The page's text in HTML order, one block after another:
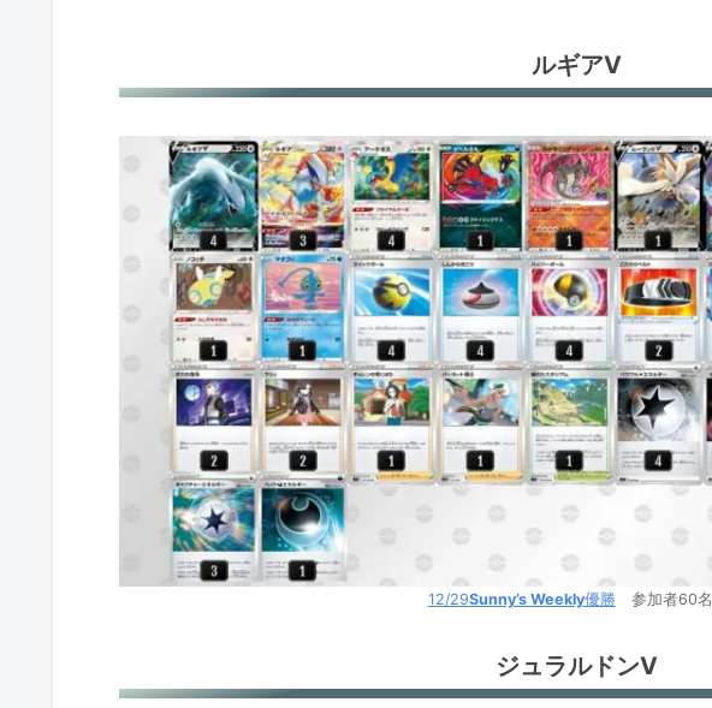
ロストバレット
ジュラルドンV
ルギアV
ジュラルドンV
ギラティナV
ミュウツーVunion
アルセウスインテレオン
ライチュウV
WTB
サンダースV
ルギアV
12/29Sunny’s Weekly優勝参加者60名
ジュラルドンV